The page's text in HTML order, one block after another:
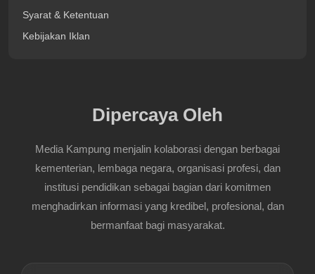
Syarat & Ketentuan
Kebijakan Iklan
Dipercaya Oleh
Media Kampung menjalin kolaborasi dengan berbagai
kementerian, lembaga negara, organisasi profesi, dan
institusi pendidikan sebagai bagian dari komitmen
menghadirkan informasi yang kredibel, profesional, dan
bermanfaat bagi masyarakat.